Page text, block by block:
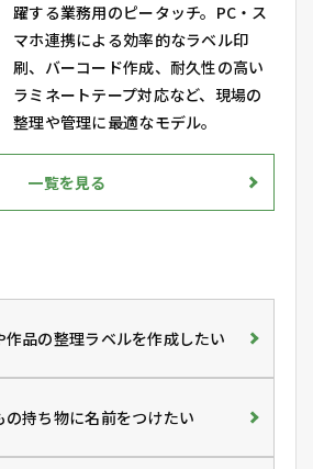
躍する業務用のピータッチ。PC・ス
マホ連携による効率的なラベル印
刷、バーコード作成、耐久性の高い
ラミネートテープ対応など、現場の
整理や管理に最適なモデル。
一覧を見る
作品の整理ラベルを作成したい
の持ち物に名前をつけたい